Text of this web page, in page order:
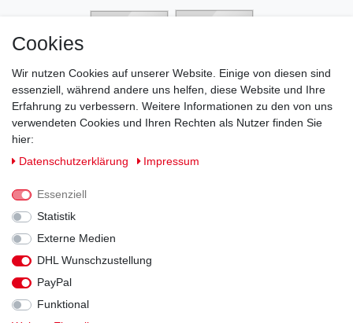
Cookies
Wir nutzen Cookies auf unserer Website. Einige von diesen sind
essenziell, während andere uns helfen, diese Website und Ihre
Erfahrung zu verbessern. Weitere Informationen zu den von uns
verwendeten Cookies und Ihren Rechten als Nutzer finden Sie
hier:
Daten­schutz­erklärung
Impressum
Essenziell
Statistik
Externe Medien
DHL Wunschzustellung
PayPal
Funktional